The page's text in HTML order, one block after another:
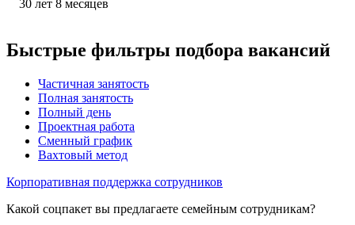
30 лет 8 месяцев
Быстрые фильтры подбора вакансий
Частичная занятость
Полная занятость
Полный день
Проектная работа
Сменный график
Вахтовый метод
Корпоративная поддержка сотрудников
Какой соцпакет вы предлагаете семейным сотрудникам?